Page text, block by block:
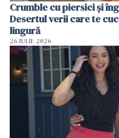
Crumble cu piersici și
Desertul verii care te
lingură
26 IULIE 2026